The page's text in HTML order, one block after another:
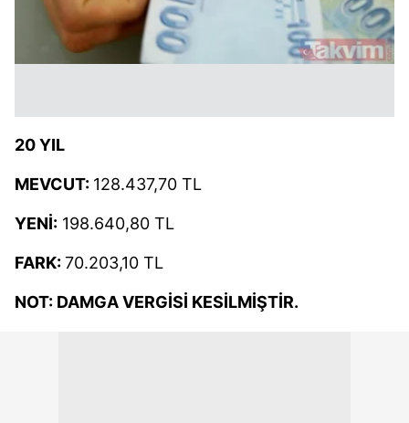
20 YIL
MEVCUT: 128.437,70 TL
YENİ: 198.640,80 TL
FARK:70.203,10 TL
NOT: DAMGA VERGİSİ KESİLMİŞTİR.